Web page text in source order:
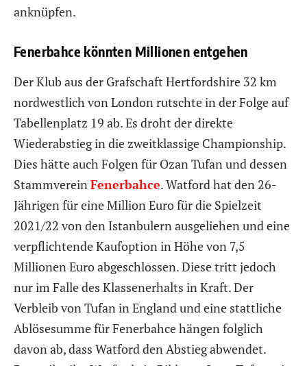
anknüpfen.
Fenerbahce könnten Millionen entgehen
Der Klub aus der Grafschaft Hertfordshire 32 km
nordwestlich von London rutschte in der Folge auf
Tabellenplatz 19 ab. Es droht der direkte
Wiederabstieg in die zweitklassige Championship.
Dies hätte auch Folgen für Ozan Tufan und dessen
Stammverein Fenerbahce. Watford hat den 26-
Jährigen für eine Million Euro für die Spielzeit
2021/22 von den Istanbulern ausgeliehen und eine
verpflichtende Kaufoption in Höhe von 7,5
Millionen Euro abgeschlossen. Diese tritt jedoch
nur im Falle des Klassenerhalts in Kraft. Der
Verbleib von Tufan in England und eine stattliche
Ablösesumme für Fenerbahce hängen folglich
davon ab, dass Watford den Abstieg abwendet.